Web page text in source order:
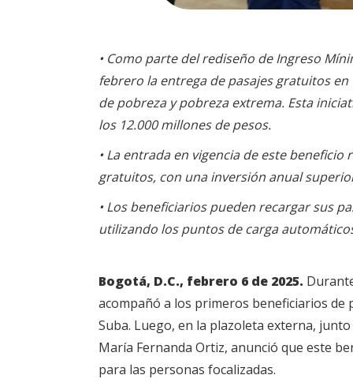
• Como parte del rediseño de Ingreso
febrero la entrega de pasajes gratuitos
de pobreza y pobreza extrema. Esta
los 12.000 millones de pesos.
• La entrada en vigencia de este
gratuitos, con una inversión anual
• Los beneficiarios pueden recargar sus
utilizando los puntos de carga
Bogotá, D.C., febrero 6 de 2025.
acompañó a los primeros beneficiarios
Suba. Luego, en la plazoleta externa,
María Fernanda Ortiz, anunció que este
para las personas focalizadas.